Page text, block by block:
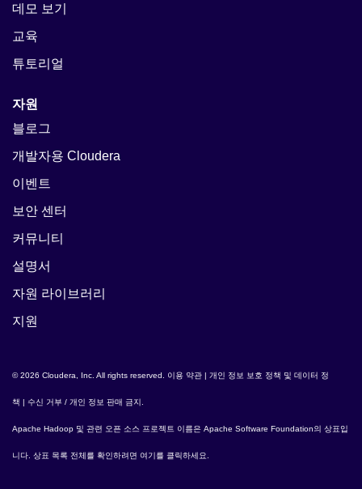
데모 보기
교육
튜토리얼
자원
블로그
개발자용 Cloudera
이벤트
보안 센터
커뮤니티
설명서
자원 라이브러리
지원
© 2026 Cloudera, Inc. All rights reserved. 이용 약관 | 개인 정보 보호 정책 및 데이터 정
책 | 수신 거부 / 개인 정보 판매 금지
Apache Hadoop 및 관련 오픈 소스 프로젝트 이름은 Apache Software Foundation의 상표입
니다. 상표 목록 전체를 확인하려면 여기를 클릭하세요.